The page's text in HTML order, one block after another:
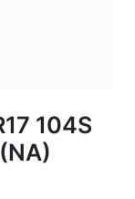
104S